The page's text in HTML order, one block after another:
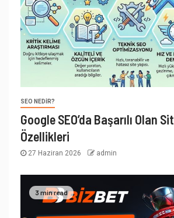
SEO NEDIR?
Google SEO’da Başarılı Olan
Özellikleri
27 Haziran 2026 admin
3 min read